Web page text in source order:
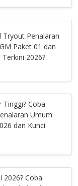
Tryout Penalaran
Paket 01 dan
Terkini 2026?
Tinggi? Coba
Umum
dan Kunci
2026? Coba